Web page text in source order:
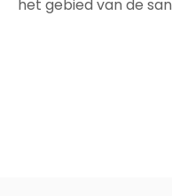
het gebied van de